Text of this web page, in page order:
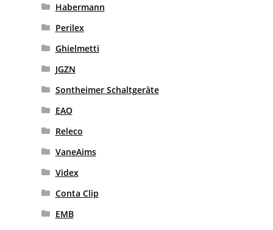
Habermann
Perilex
Ghielmetti
JGZN
Sontheimer Schaltgeräte
EAO
Releco
VaneAims
Videx
Conta Clip
EMB